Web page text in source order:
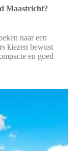
Maastricht?
naar een
kiezen bewust
en goed